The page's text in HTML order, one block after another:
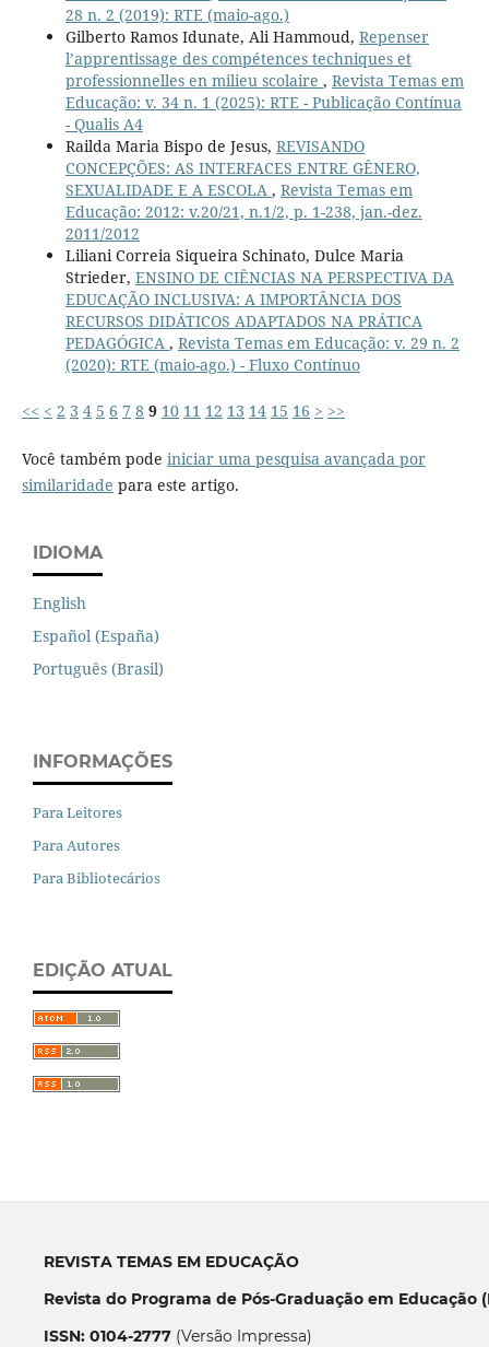
28 n. 2 (2019): RTE (maio-ago.)
Gilberto Ramos Idunate, Ali Hammoud, Repenser
l’apprentissage des compétences techniques et
professionnelles en milieu scolaire , Revista Temas em
Educação: v. 34 n. 1 (2025): RTE - Publicação Contínua
- Qualis A4
Railda Maria Bispo de Jesus, REVISANDO
CONCEPÇÕES: AS INTERFACES ENTRE GÊNERO,
SEXUALIDADE E A ESCOLA , Revista Temas em
Educação: 2012: v.20/21, n.1/2, p. 1-238, jan.-dez.
2011/2012
Liliani Correia Siqueira Schinato, Dulce Maria
Strieder, ENSINO DE CIÊNCIAS NA PERSPECTIVA DA
EDUCAÇÃO INCLUSIVA: A IMPORTÂNCIA DOS
RECURSOS DIDÁTICOS ADAPTADOS NA PRÁTICA
PEDAGÓGICA , Revista Temas em Educação: v. 29 n. 2
(2020): RTE (maio-ago.) - Fluxo Contínuo
<< < 2 3 4 5 6 7 8 9 10 11 12 13 14 15 16 > >>
Você também pode iniciar uma pesquisa avançada por
similaridade para este artigo.
IDIOMA
English
Español (España)
Português (Brasil)
INFORMAÇÕES
Para Leitores
Para Autores
Para Bibliotecários
EDIÇÃO ATUAL
REVISTA TEMAS EM EDUCAÇÃO
Revista do Programa de Pós-Graduação em Educação
ISSN: 0104-2777(Versão Impressa)